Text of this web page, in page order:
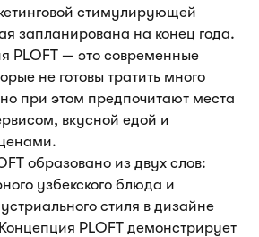
стимулирующей
запланирована на конец года.
PLOFT — это современные
не готовы тратить много
при этом предпочитают места
вкусной едой и
образовано из двух слов:
узбекского блюда и
стиля в дизайне
PLOFT демонстрирует